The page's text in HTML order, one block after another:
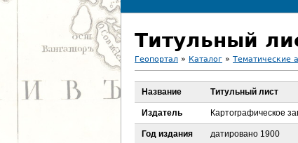
Титульный
В
ы
Геопортал » Каталог » Тематические
Название Титульный лист
Издатель Картографическое
Год издания датировано 1900